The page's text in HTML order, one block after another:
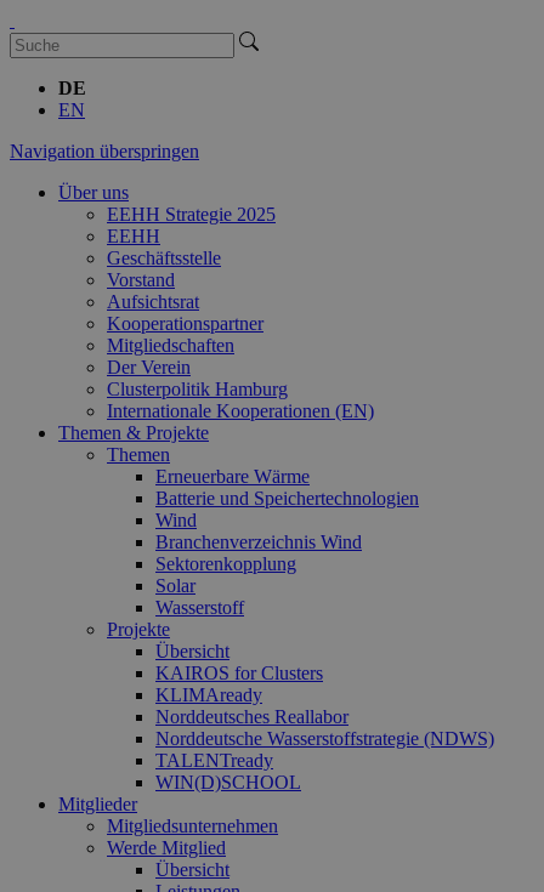
DE
EN
Navigation überspringen
Über uns
EEHH Strategie 2025
EEHH
Geschäftsstelle
Vorstand
Aufsichtsrat
Kooperationspartner
Mitgliedschaften
Der Verein
Clusterpolitik Hamburg
Internationale Kooperationen (EN)
Themen & Projekte
Themen
Erneuerbare Wärme
Batterie und Speichertechnologien
Wind
Branchenverzeichnis Wind
Sektorenkopplung
Solar
Wasserstoff
Projekte
Übersicht
KAIROS for Clusters
KLIMAready
Norddeutsches Reallabor
Norddeutsche Wasserstoffstrategie (NDWS)
TALENTready
WIN(D)SCHOOL
Mitglieder
Mitgliedsunternehmen
Werde Mitglied
Übersicht